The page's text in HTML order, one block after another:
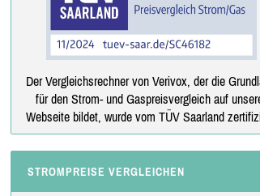
Der Vergleichsrechner von Verivox, der die
für den Strom- und Gaspreisvergleich auf
Webseite bildet, wurde vom TÜV Saarland
STROMPREISE VERGLEICHEN